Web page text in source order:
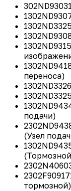
переноса)
подачи)
(Узел
тормозной)